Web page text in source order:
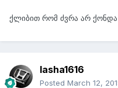
ქლიბით რომ ძვრა არ ქონდა
lasha1616
Posted March 12,